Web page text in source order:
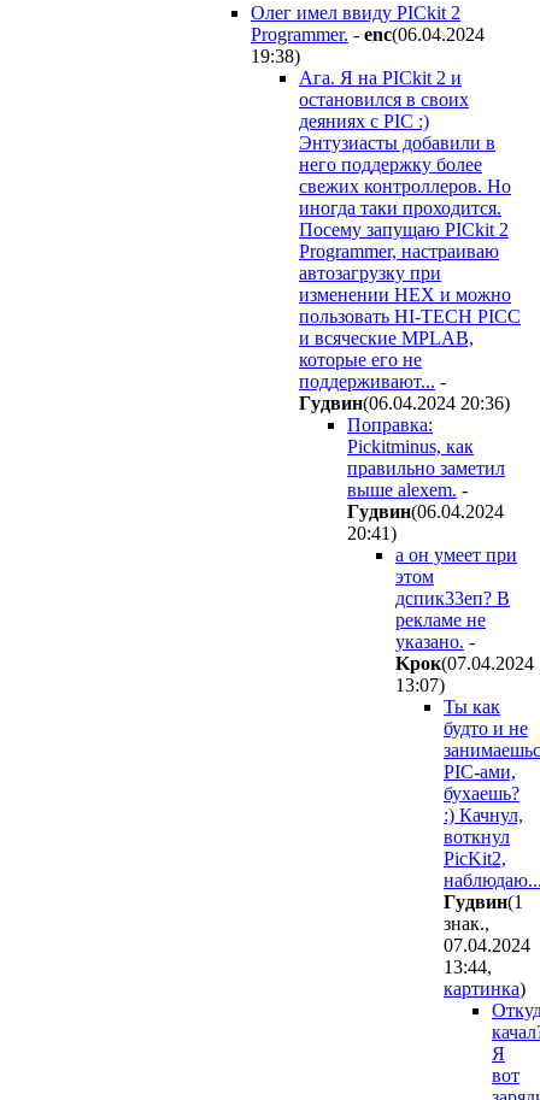
Олег имел ввиду PICkit 2
Programmer. - enc(06.04.2024
19:38)
Ага. Я на PICkit 2 и
остановился в своих
деяниях с PIC :)
Энтузиасты добавили в
него поддержку более
свежих контроллеров. Но
иногда таки проходится.
Посему запущаю PICkit 2
Programmer, настраиваю
автозагрузку при
изменении HEX и можно
пользовать HI-TECH PICC
и всяческие MPLAB,
которые его не
поддерживают... -
Гyдвин(06.04.2024 20:36)
Поправка:
Pickitminus, как
правильно заметил
выше alexem. -
Гyдвин(06.04.2024
20:41)
а он умеет при
этом
дспик33еп? В
рекламе не
указано. -
Kpoк(07.04.2024
13:07)
Ты как
будто и не
PIC-ами,
бухаешь?
:) Качнул,
воткнул
PicKit2,
Гyдвин(1
знак.,
07.04.2024
13:44,
картинка)
Я
вот